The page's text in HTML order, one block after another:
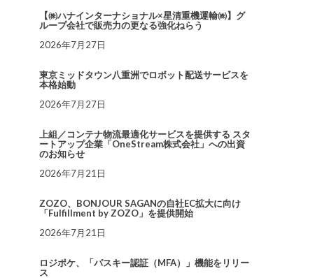
【㈱ハナインターナショナル×星清重機運輸㈱】グ
ループ会社で販売力の更なる強化ねらう
2026年7月27日
東京ミッドタウン八重洲でロボット配送サービスを
本格始動
2026年7月27日
上組／コンテナ物流最適化サービスを提供する スタ
ートアップ企業「OneStream株式会社」への出資
のお知らせ
2026年7月21日
ZOZO、BONJOUR SAGANの自社EC拡大に向け
「Fulfillment by ZOZO」を提供開始
2026年7月21日
ロジポケ、「パスキー認証（MFA）」機能をリリー
ス